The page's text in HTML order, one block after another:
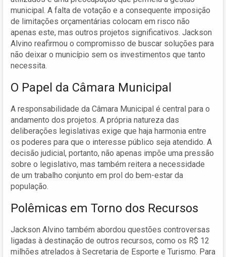
municipal. A falta de votação e a consequente imposição
de limitações orçamentárias colocam em risco não
apenas este, mas outros projetos significativos. Jackson
Alvino reafirmou o compromisso de buscar soluções para
não deixar o município sem os investimentos que tanto
necessita.
O Papel da Câmara Municipal
A responsabilidade da Câmara Municipal é central para o
andamento dos projetos. A própria natureza das
deliberações legislativas exige que haja harmonia entre
os poderes para que o interesse público seja atendido. A
decisão judicial, portanto, não apenas impõe uma pressão
sobre o legislativo, mas também reitera a necessidade
de um trabalho conjunto em prol do bem-estar da
população.
Polêmicas em Torno dos Recursos
Jackson Alvino também abordou questões controversas
ligadas à destinação de outros recursos, como os R$ 12
milhões atrelados à Secretaria de Esporte e Turismo. Para